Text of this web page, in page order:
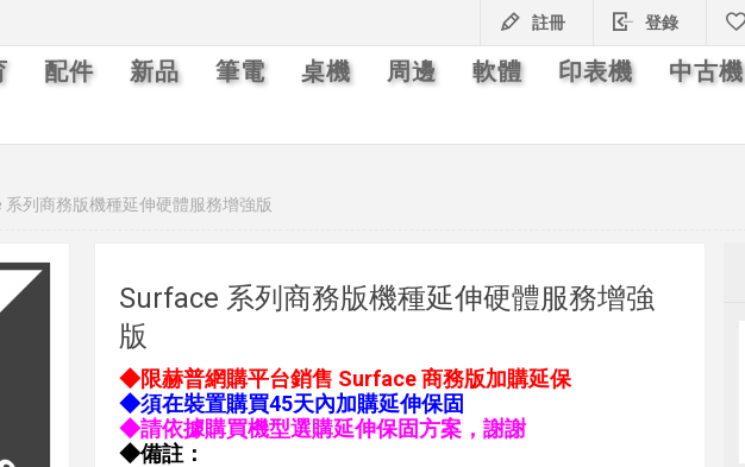
註冊 登錄
配件 新品 筆電 桌機 周邊 軟體 印表機
中古機
列商務版機種延伸硬體服務增強版
Surface 系列商務版機種延伸硬體服務增強
版
◆限赫普網購平台銷售 Surface 商務版加購延保
◆須在裝置購買45天內加購延伸保固
◆請依據購買機型選購延伸保固方案，謝謝
◆備註：